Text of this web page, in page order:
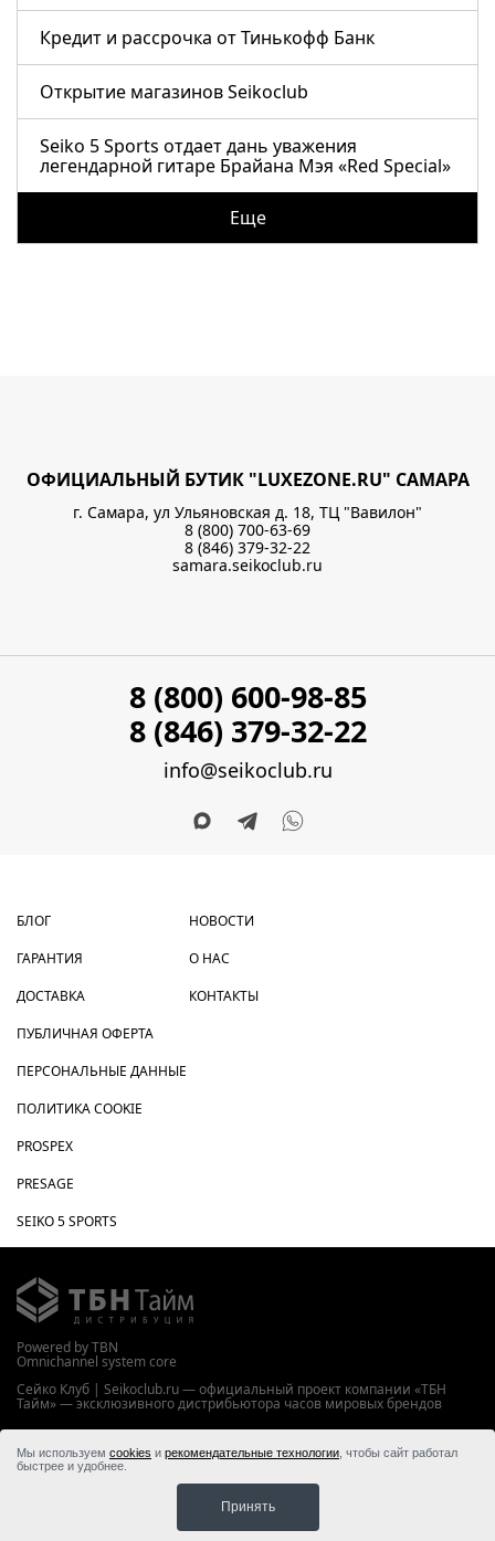
Кредит и рассрочка от Тинькофф Банк
Открытие магазинов Seikoclub
Seiko 5 Sports отдает дань уважения
легендарной гитаре Брайана Мэя «Red Special»
Еще
ОФИЦИАЛЬНЫЙ БУТИК "LUXEZONE.RU" САМАРА
г. Самара, ул Ульяновская д. 18, ТЦ "Вавилон"
8 (800) 700-63-69
8 (846) 379-32-22
samara.seikoclub.ru
8 (800) 600-98-85
8 (846) 379-32-22
info@seikoclub.ru
БЛОГ
ГАРАНТИЯ
ДОСТАВКА
НОВОСТИ
О НАС
КОНТАКТЫ
ПУБЛИЧНАЯ ОФЕРТА
ПЕРСОНАЛЬНЫЕ ДАННЫЕ
ПОЛИТИКА COOKIE
PROSPEX
PRESAGE
SEIKO 5 SPORTS
Powered by TBN
Omnichannel system core
Сейко Клуб | Seikoclub.ru — официальный проект компании «ТБН
Тайм» — эксклюзивного дистрибьютора часов мировых брендов
© 2026 ООО “ТБН Тайм”
Мы используем cookies и рекомендательные технологии , чтобы сайт работал
быстрее и удобнее.
Принять